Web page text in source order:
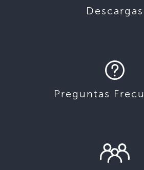
Descargas
Preguntas